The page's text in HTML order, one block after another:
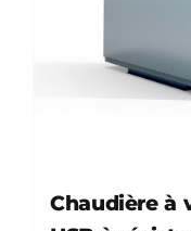
Chaudière à